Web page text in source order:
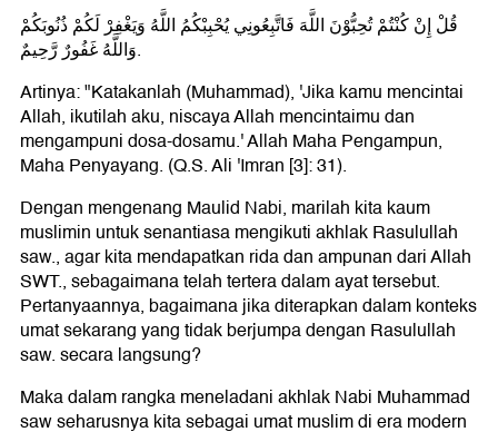
قُلْ إِنْ كُنْتُمْ تُحِبُّوْنَ اللَّهَ فَاتَّبِعُونِي يُحْبِبْكُمُ اللَّهُ وَيَغْفِرْ لَكُمْ ذُنُوبَكُمْ
وَاللَّهُ غَفُورٌ رَّحِيمٌ.
Artinya: "Katakanlah (Muhammad), 'Jika kamu mencintai
Allah, ikutilah aku, niscaya Allah mencintaimu dan
mengampuni dosa-dosamu.' Allah Maha Pengampun,
Maha Penyayang. (Q.S. Ali 'Imran [3]: 31).
Dengan mengenang Maulid Nabi, marilah kita kaum
muslimin untuk senantiasa mengikuti akhlak Rasulullah
saw., agar kita mendapatkan rida dan ampunan dari Allah
SWT., sebagaimana telah tertera dalam ayat tersebut.
Pertanyaannya, bagaimana jika diterapkan dalam konteks
umat sekarang yang tidak berjumpa dengan Rasulullah
saw. secara langsung?
Maka dalam rangka meneladani akhlak Nabi Muhammad
saw seharusnya kita sebagai umat muslim di era modern